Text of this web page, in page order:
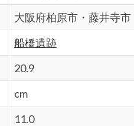
大阪府柏原市・藤井寺市
船橋遺跡
20.9
cm
11.0